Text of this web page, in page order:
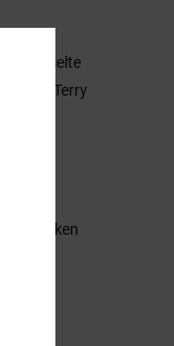
% recycelte
Terry
Rücken